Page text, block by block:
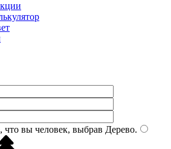
вы человек, выбрав Дерево.